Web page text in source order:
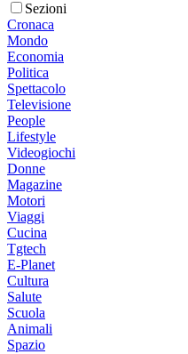
Sezioni
Cronaca
Mondo
Economia
Politica
Spettacolo
Televisione
People
Lifestyle
Videogiochi
Donne
Magazine
Motori
Viaggi
Cucina
Tgtech
E-Planet
Cultura
Salute
Scuola
Animali
Spazio